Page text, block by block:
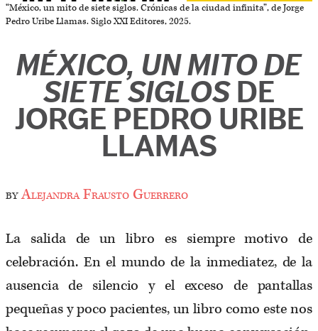
“México, un mito de siete siglos. Crónicas de la ciudad infinita”, de Jorge
Pedro Uribe Llamas. Siglo XXI Editores, 2025.
MÉXICO, UN MITO DE
SIETE SIGLOSDE
JORGE PEDRO URIBE
LLAMAS
byAlejandra Frausto Guerrero
La salida de un libro es siempre motivo de
celebración. En el mundo de la inmediatez, de la
ausencia de silencio y el exceso de pantallas
pequeñas y poco pacientes, un libro como este nos